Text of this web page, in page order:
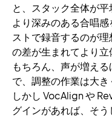
と、スタック全体が平
より深みのある合唱
ストで録音するのが
の差が生まれてより立
もちろん、声が増え
で、調整の作業は大き
しかし VocAlign や
グインがあれば、そ